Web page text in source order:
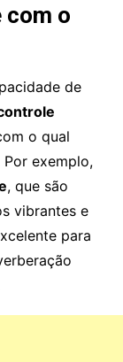
com o
de
o qual
exemplo,
, que são
vibrantes e
para